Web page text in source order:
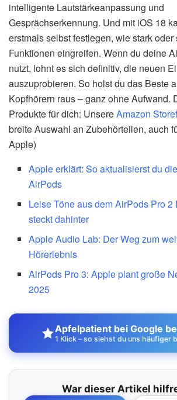
intelligente Lautstärkeanpassung und
Gesprächserkennung. Und mit iOS 18
erstmals selbst festlegen, wie stark
Funktionen eingreifen. Wenn du deine
nutzt, lohnt es sich definitiv, die neuen
auszuprobieren. So holst du das Beste
Kopfhörern raus – ganz ohne Aufwand.
Produkte für dich: UnsereAmazon
breite Auswahl an Zubehörteilen, auch
Apple)
Apple erklärt: So aktualisierst du
AirPods
Leise Töne aus dem AirPods Pro 2
steckt dahinter
Apple Audio Lab: Der Weg zum
Hörerlebnis
AirPods Pro 3: Apple plant große
2025
Apfelpatient bei Google
1 Klick – so siehst du uns häufiger
War dieser Artikel